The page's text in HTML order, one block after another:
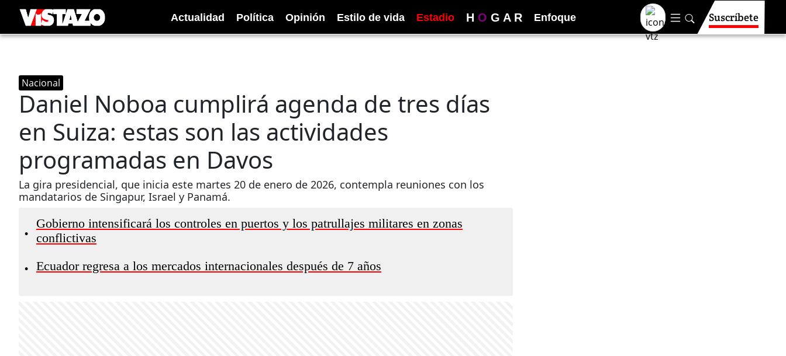
Actualidad Política Opinión Estilo de vida Estadio H O G A R Enfoque Suscríbete
Nacional
Daniel Noboa cumplirá agenda de tres días
en Suiza: estas son las actividades
programadas en Davos
La gira presidencial, que inicia este martes 20 de enero de 2026, contempla reuniones con los
mandatarios de Singapur, Israel y Panamá.
•
Gobierno intensificará los controles en puertos y los patrullajes militares en zonas
conflictivas
• Ecuador regresa a los mercados internacionales después de 7 años